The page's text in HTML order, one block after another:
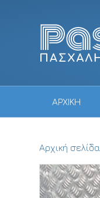
ΑΡΧΙΚΗ
Αρχική σελίδα